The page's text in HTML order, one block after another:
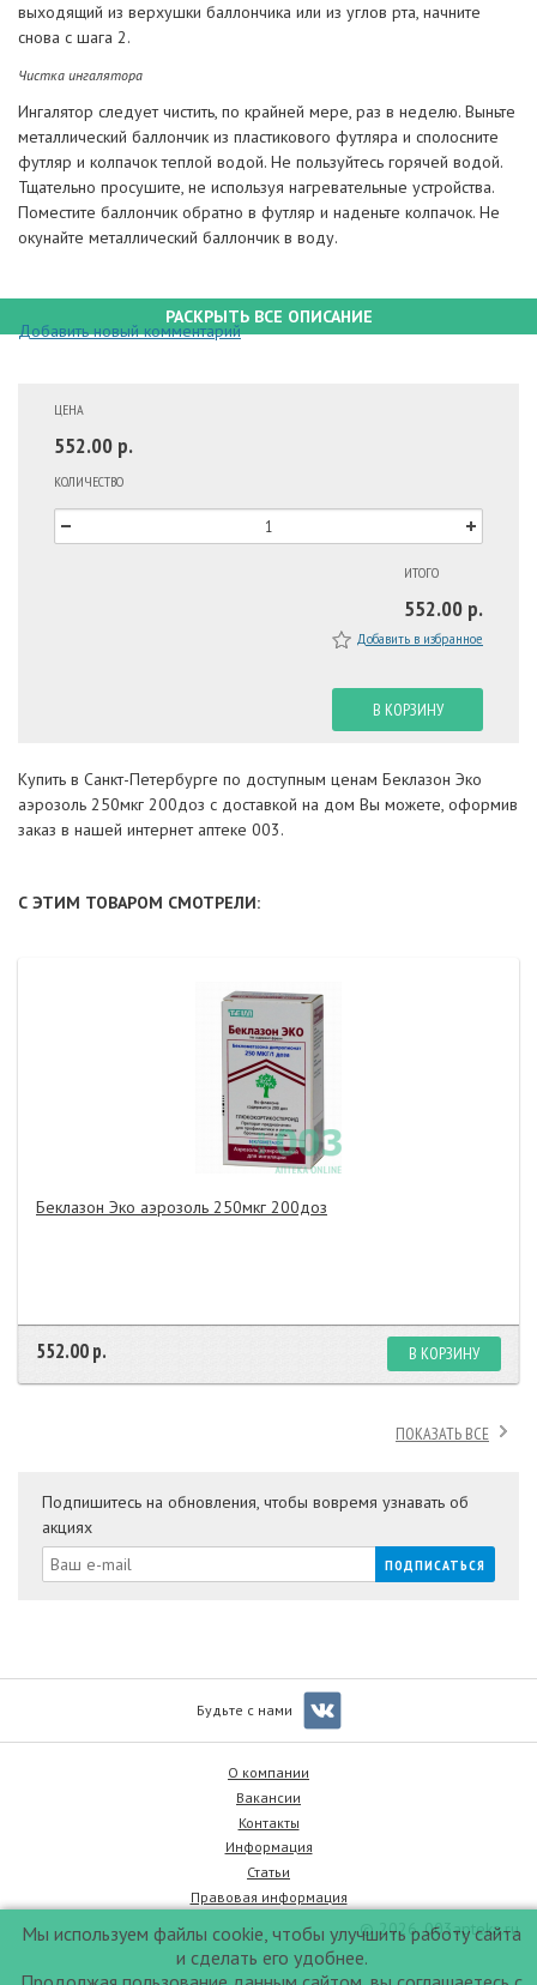
выходящий из верхушки баллончика или из углов рта, начните
снова с шага 2.
Чистка ингалятора
Ингалятор следует чистить, по крайней мере, раз в неделю. Выньте
металлический баллончик из пластикового футляра и сполосните
футляр и колпачок теплой водой. Не пользуйтесь горячей водой.
Тщательно просушите, не используя нагревательные устройства.
Поместите баллончик обратно в футляр и наденьте колпачок. Не
окунайте металлический баллончик в воду.
РАСКРЫТЬ ВСЕ ОПИСАНИЕ
Добавить новый комментарий
ЦЕНА
552.00 р.
КОЛИЧЕСТВО
ИТОГО
552.00 р.
Добавить в избранное
В КОРЗИНУ
Купить в Санкт-Петербурге по доступным ценам Беклазон Эко
аэрозоль 250мкг 200доз с доставкой на дом Вы можете, оформив
заказ в нашей интернет аптеке 003.
С ЭТИМ ТОВАРОМ СМОТРЕЛИ:
Беклазон Эко аэрозоль 250мкг 200доз
552.00 р. В КОРЗИНУ
ПОКАЗАТЬ ВСЕ
Подпишитесь на обновления, чтобы вовремя узнавать об
акциях
Будьте с нами
О компании
Вакансии
Контакты
Информация
Статьи
Правовая информация
© 2026, 003apteka.ru
Мы используем файлы cookie, чтобы улучшить работу сайта
и сделать его удобнее.